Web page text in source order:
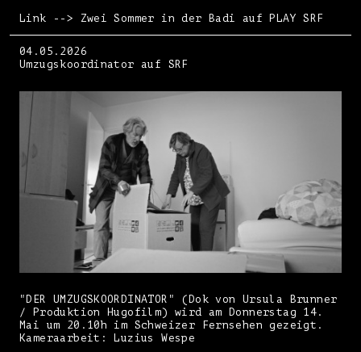
Link --> Zwei Sommer in der Badi auf PLAY SRF
04.05.2026
Umzugskoordinator auf SRF
"DER UMZUGSKOORDINATOR" (Dok von Ursula Brunner
/ Produktion Hugofilm) wird am Donnerstag 14.
Mai um 20.10h im Schweizer Fernsehen gezeigt.
Kameraarbeit: Luzius Wespe